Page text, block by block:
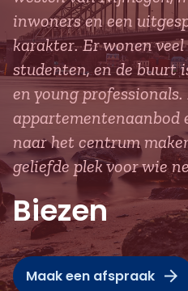
inwoners en een
karakter. Er wonen
studenten, en de buurt
en young professionals.
appartementenaanbod
naar het centrum
geliefde plek voor wie
Biezen
Maak een afspraak